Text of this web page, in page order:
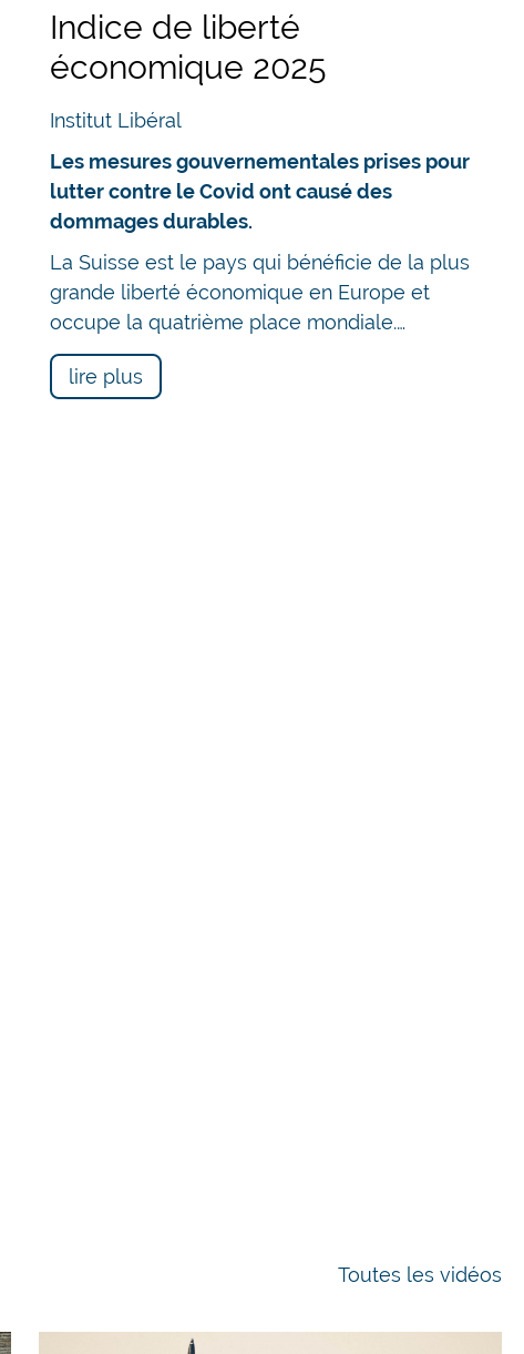
Indice de liberté
économique 2025
Institut Libéral
Les mesures gouvernementales prises pour
lutter contre le Covid ont causé des
dommages durables.
La Suisse est le pays qui bénéficie de la plus
grande liberté économique en Europe et
occupe la quatrième place mondiale.…
lire plus
Toutes les vidéos